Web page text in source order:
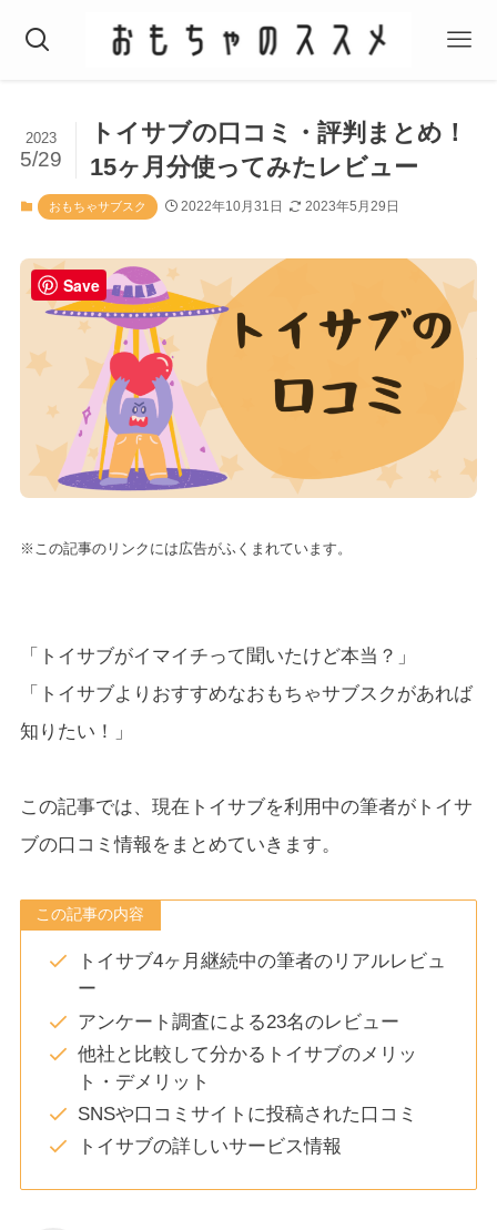
トイサブの口コミ・評判まとめ！
15ヶ月分使ってみたレビュー
2023
5/29
おもちゃサブスク 2022年10月31日 2023年5月29日
※この記事のリンクには広告がふくまれています。
「トイサブがイマイチって聞いたけど本当？」
「トイサブよりおすすめなおもちゃサブスクがあれば
知りたい！」
この記事では、現在トイサブを利用中の筆者がトイサ
ブの口コミ情報をまとめていきます。
この記事の内容
トイサブ4ヶ月継続中の筆者のリアルレビュ
ー
アンケート調査による23名のレビュー
他社と比較して分かるトイサブのメリッ
ト・デメリット
SNSや口コミサイトに投稿された口コミ
トイサブの詳しいサービス情報
Save